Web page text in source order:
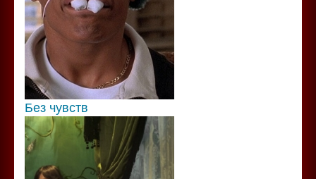
Без чувств